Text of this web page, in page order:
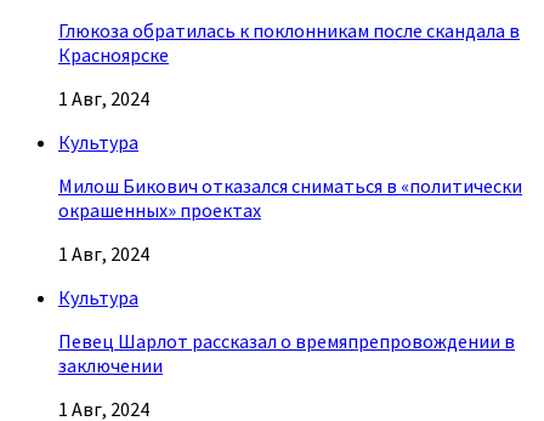
Глюкоза обратилась к поклонникам после скандала в
Красноярске
1 Авг, 2024
Культура
Милош Бикович отказался сниматься в «политически
окрашенных» проектах
1 Авг, 2024
Культура
Певец Шарлот рассказал о времяпрепровождении в
заключении
1 Авг, 2024